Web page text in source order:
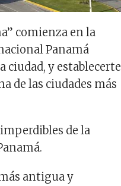
comienza en la
Panamá
ciudad, y establecerte
de las ciudades más
de la
antigua y